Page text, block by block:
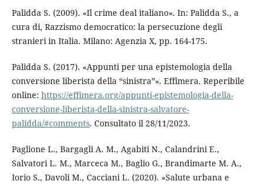
Palidda S. (2009). «Il crime deal italiano». In: Palidda S., a
cura di, Razzismo democratico: la persecuzione degli
stranieri in Italia. Milano: Agenzia X, pp. 164-175.
Palidda S. (2017). «Appunti per una epistemologia della
conversione liberista della “sinistra”». Effimera. Reperibile
online: https://effimera.org/appunti-epistemologia-della-
conversione-liberista-della-sinistra-salvatore-
palidda/#comments. Consultato il 28/11/2023.
Paglione L., Bargagli A. M., Agabiti N., Calandrini E.,
Salvatori L. M., Marceca M., Baglio G., Brandimarte M. A.,
Iorio S., Davoli M., Cacciani L. (2020). «Salute urbana e